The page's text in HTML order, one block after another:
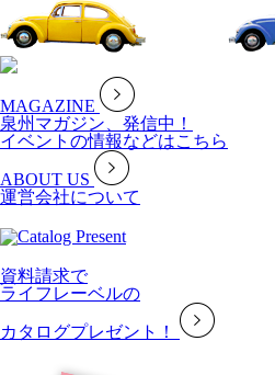
MAGAZINE
泉州マガジン、発信中！
イベントの情報などはこちら
ABOUT US
運営会社について
資料請求で
ライフレーベルの
カタログプレゼント！